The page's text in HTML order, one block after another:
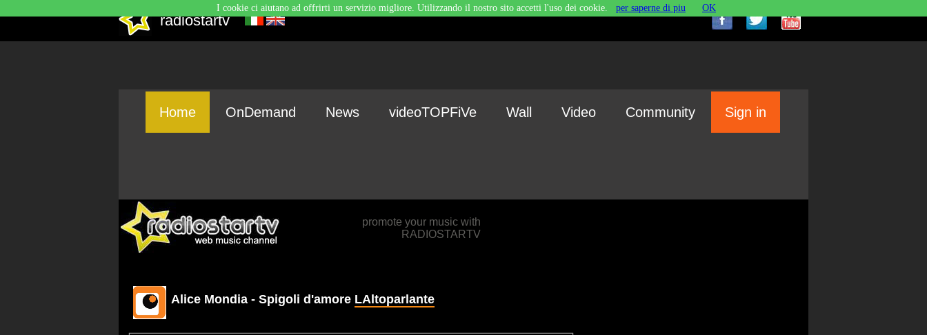
radiostartv
Home OnDemand News videoTOPFiVe Wall Video Community Sign in
promote your music with
RADIOSTARTV
Alice Mondia - Spigoli d'amore LAltoparlante
I cookie ci aiutano ad offrirti un servizio migliore. Utilizzando il nostro sito accetti l'uso dei cookie. per saperne di piu OK